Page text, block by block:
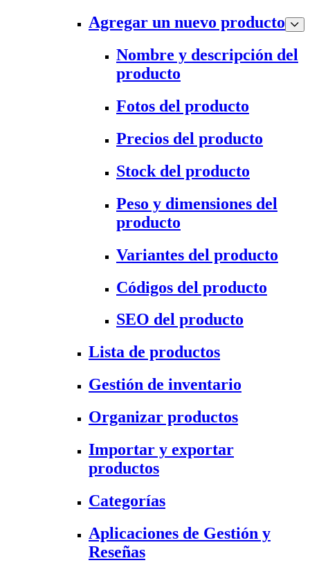
Agregar un nuevo producto
Nombre y descripción del
producto
Fotos del producto
Precios del producto
Stock del producto
Peso y dimensiones del
producto
Variantes del producto
Códigos del producto
SEO del producto
Lista de productos
Gestión de inventario
Organizar productos
Importar y exportar
productos
Categorías
Aplicaciones de Gestión y
Reseñas